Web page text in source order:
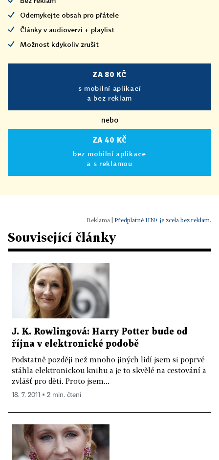
Odemykejte obsah pro přátele
Články v audioverzi + playlist
Možnost kdykoliv zrušit
ZA 80 KČ
s mobilní aplikací
a bez reklam
nebo
ZA 40 KČ
bez mobilní aplikace
a s reklamou
Předplatné HN+ je zcela bez reklam.
Související články
J. K. Rowlingová: Harry Potter bude od
října v elektronické podobě
Podstatně později než mnoho jiných lidí jsem si poprvé
stáhla elektronickou knihu a je to skvělé na cestování a
zvlášť pro děti. Proto jsem...
18. 7. 2011 ▪ 2 min. čtení